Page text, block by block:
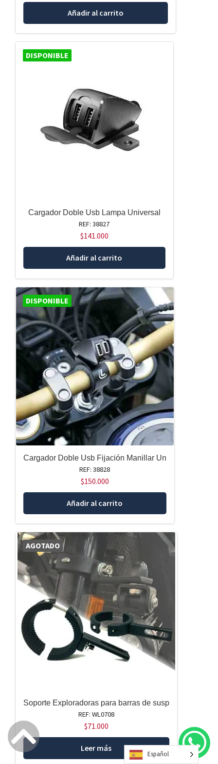
Añadir al carrito
DISPONIBLE
Cargador Doble Usb Lampa Universal
REF: 38827
$141.000
Añadir al carrito
DISPONIBLE
Cargador Doble Usb Fijación Manillar Un
REF: 38828
$150.000
Añadir al carrito
AGOTADO
Soporte Exploradoras para barras de susp
REF: WL0708
$71.000
Leer más
Español